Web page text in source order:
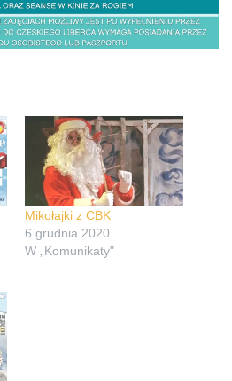
Mikołajki z CBK
6 grudnia 2020
W „Komunikaty"